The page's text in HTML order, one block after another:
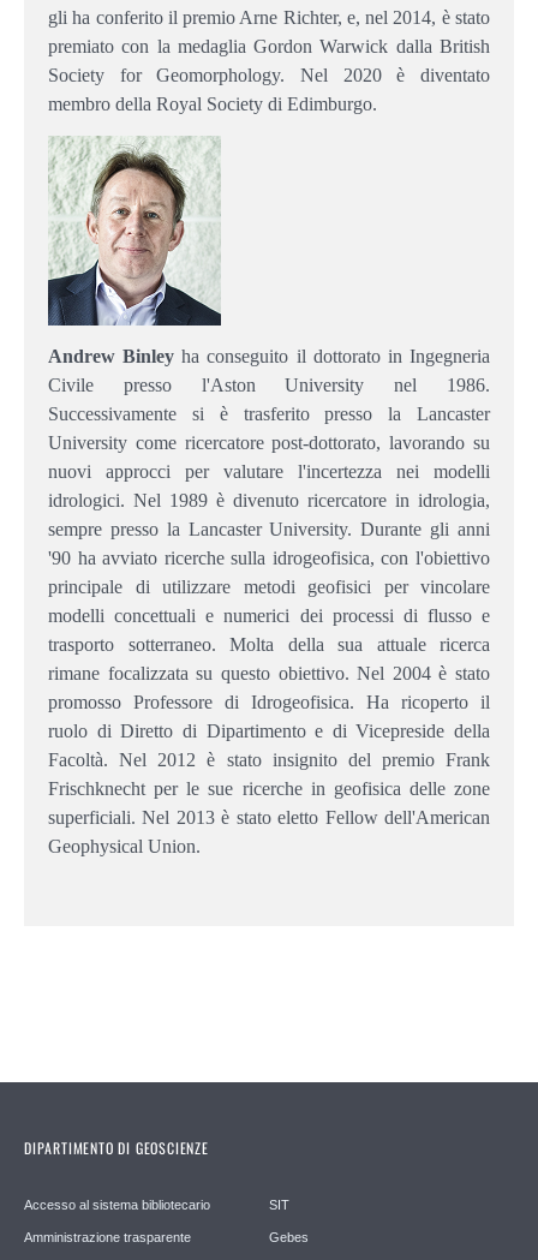
gli ha conferito il premio Arne Richter, e, nel 2014, è stato
premiato con la medaglia Gordon Warwick dalla British
Society for Geomorphology. Nel 2020 è diventato
membro della Royal Society di Edimburgo.
Andrew Binley ha conseguito il dottorato in Ingegneria
Civile presso l'Aston University nel 1986.
Successivamente si è trasferito presso la Lancaster
University come ricercatore post-dottorato, lavorando su
nuovi approcci per valutare l'incertezza nei modelli
idrologici. Nel 1989 è divenuto ricercatore in idrologia,
sempre presso la Lancaster University. Durante gli anni
'90 ha avviato ricerche sulla idrogeofisica, con l'obiettivo
principale di utilizzare metodi geofisici per vincolare
modelli concettuali e numerici dei processi di flusso e
trasporto sotterraneo. Molta della sua attuale ricerca
rimane focalizzata su questo obiettivo. Nel 2004 è stato
promosso Professore di Idrogeofisica. Ha ricoperto il
ruolo di Diretto di Dipartimento e di Vicepreside della
Facoltà. Nel 2012 è stato insignito del premio Frank
Frischknecht per le sue ricerche in geofisica delle zone
superficiali. Nel 2013 è stato eletto Fellow dell'American
Geophysical Union.
DIPARTIMENTO DI GEOSCIENZE
Accesso al sistema bibliotecario
Amministrazione trasparente
SIT
Gebes